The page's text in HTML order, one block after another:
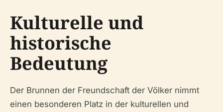
Kulturelle und
historische
Bedeutung
Der Brunnen der Freundschaft der Völker nimmt
einen besonderen Platz in der kulturellen und